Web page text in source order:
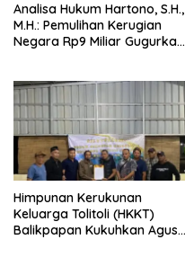
Analisa Hukum Hartono, S.H.,
M.H.: Pemulihan Kerugian
Negara Rp9 Miliar Gugurkan
Bangunan Mess Pemda
Morowali
Himpunan Kerukunan
Keluarga Tolitoli (HKKT)
Balikpapan Kukuhkan Agus